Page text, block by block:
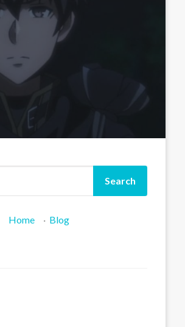
Search
Home · Blog